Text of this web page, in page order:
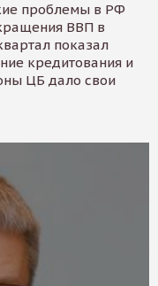
проблемы в РФ
ВВП в
показал
кредитования и
ЦБ дало свои